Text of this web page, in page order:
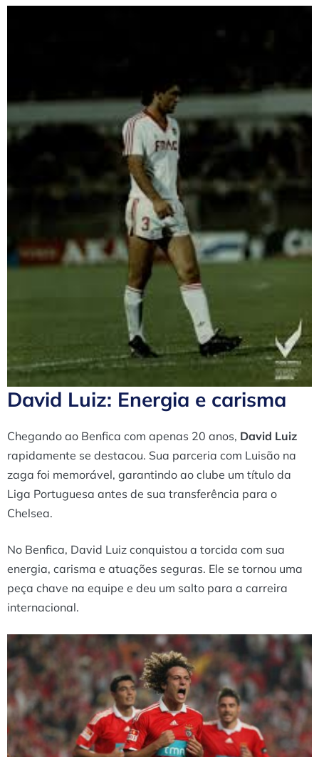
David Luiz: Energia e carisma
Chegando ao Benfica com apenas 20 anos, David Luiz
rapidamente se destacou. Sua parceria com Luisão na
zaga foi memorável, garantindo ao clube um título da
Liga Portuguesa antes de sua transferência para o
Chelsea.
No Benfica, David Luiz conquistou a torcida com sua
energia, carisma e atuações seguras. Ele se tornou uma
peça chave na equipe e deu um salto para a carreira
internacional.